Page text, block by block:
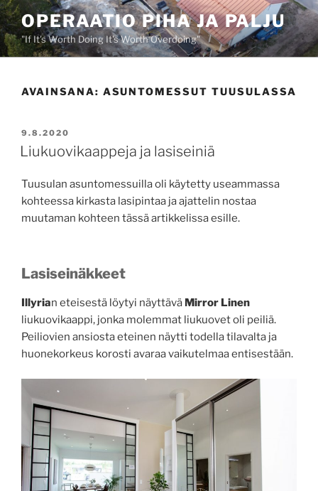
Siirry
sisältöönOPERAATIO PIHA JA PALJU
"If It's Worth Doing It's Worth Overdoing"
AVAINSANA: ASUNTOMESSUT TUUSULASSA
JULKAISTU
9.8.2020
Liukuovikaappeja ja lasiseiniä
Tuusulan asuntomessuilla oli käytetty useammassa
kohteessa kirkasta lasipintaa ja ajattelin nostaa
muutaman kohteen tässä artikkelissa esille.
Lasiseinäkkeet
Illyrian eteisestä löytyi näyttävä Mirror Linen
liukuovikaappi, jonka molemmat liukuovet oli peiliä.
Peiliovien ansiosta eteinen näytti todella tilavalta ja
huonekorkeus korosti avaraa vaikutelmaa entisestään.